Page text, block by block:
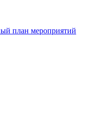
план мероприятий